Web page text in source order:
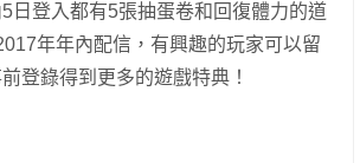
日登入都有5張抽蛋卷和回復體力的道
年年內配信，有興趣的玩家可以留
登錄得到更多的遊戲特典！